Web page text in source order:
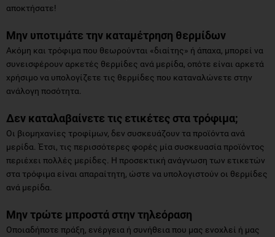
αποκτήσατε!
Μην υποτιμάτε την καταμέτρηση θερμίδων
Ακόμη και τρόφιμα που θεωρούνται «διαίτης» ή άπαχα, μπορεί να
συνεισφέρουν αρκετές θερμίδες ανά μερίδα, οπότε είναι αρκετά
χρήσιμο να υπολογίζετε τις θερμίδες που καταναλώνετε στην
ανάλογη ποσότητα.
Δεν καταλαβαίνετε τις ετικέτες στα τρόφιμα;
Οι βιομηχανίες τροφίμων, δεν συσκευάζουν τα προϊόντα ανά
μερίδα. Έτσι, τις περισσότερες φορές μία συσκευασία προϊόντος
περιέχει πολλές μερίδες. Η προσεκτική ανάγνωση των ετικετών
στα τρόφιμα είναι απαραίτητη, ώστε να υπολογιστούν οι θερμίδες
ανά μερίδα.
Μην τρώτε μπροστά στην τηλεόραση
Οποιαδήποτε πράξη, ενέργεια ή συνήθεια που μας ενοχλεί ή μας